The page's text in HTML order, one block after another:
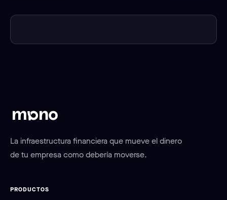
La infraestructura financiera que mueve el dinero
de tu empresa como debería moverse.
PRODUCTOS